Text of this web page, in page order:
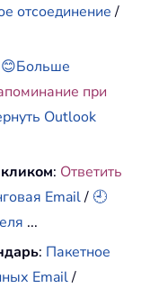
отсоединение/
😊Больше
при
Outlook
: Ответить
Email/ 🕘
...
: Пакетное
Email/